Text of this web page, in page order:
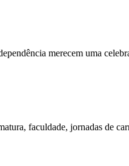
merecem uma
faculdade, jornadas de